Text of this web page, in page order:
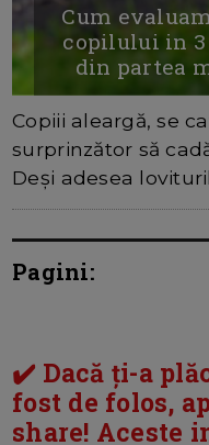
Cum
copilului in
din partea
Copiii aleargă, se
surprinzător să
Deși adesea
Pagini:
✔️ Dacă ți-a
fost de folos,
share! Aceste